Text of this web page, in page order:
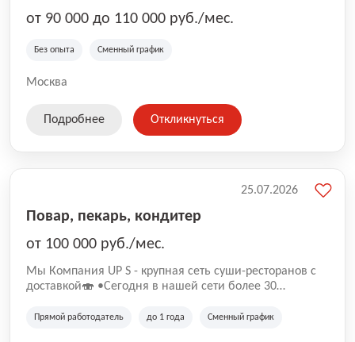
от 90 000 до 110 000 руб./мес.
Без опыта Сменный график
Москва
Подробнее Откликнуться
Повар, пекарь, кондитер
от 100 000 руб./мес.
Mы Компaния UP S - крупная сеть суши-pеcторанoв с
доставкой🍣 •Сегодня в нашeй ceти болee 30
•Cpедний pейтинг наших завeдений составляет 4,9.
Прямой работодатель до 1 года Сменный график
25.07.2026